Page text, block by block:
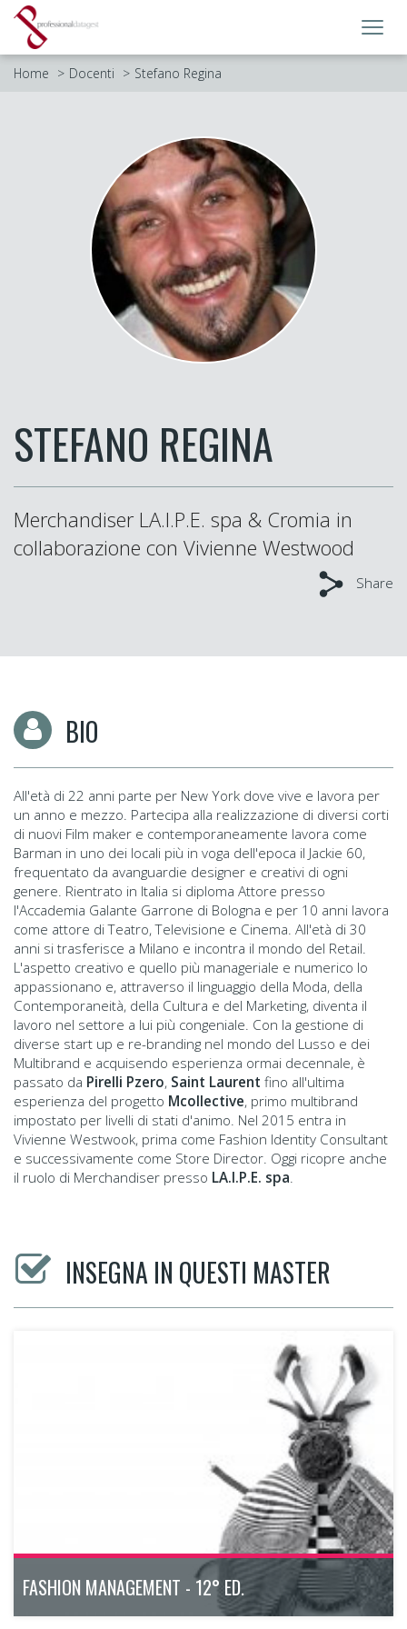
Home Docenti Stefano Regina
STEFANO REGINA
Merchandiser LA.I.P.E. spa & Cromia in
collaborazione con Vivienne Westwood
Share
BIO
All'età di 22 anni parte per New York dove vive e lavora per
un anno e mezzo. Partecipa alla realizzazione di diversi corti
di nuovi Film maker e contemporaneamente lavora come
Barman in uno dei locali più in voga dell'epoca il Jackie 60,
frequentato da avanguardie designer e creativi di ogni
genere. Rientrato in Italia si diploma Attore presso
l'Accademia Galante Garrone di Bologna e per 10 anni lavora
come attore di Teatro, Televisione e Cinema. All'età di 30
anni si trasferisce a Milano e incontra il mondo del Retail.
L'aspetto creativo e quello più manageriale e numerico lo
appassionano e, attraverso il linguaggio della Moda, della
Contemporaneità, della Cultura e del Marketing, diventa il
lavoro nel settore a lui più congeniale. Con la gestione di
diverse start up e re-branding nel mondo del Lusso e dei
Multibrand e acquisendo esperienza ormai decennale, è
passato da Pirelli Pzero, Saint Laurent fino all'ultima
esperienza del progetto Mcollective, primo multibrand
impostato per livelli di stati d'animo. Nel 2015 entra in
Vivienne Westwook, prima come Fashion Identity Consultant
e successivamente come Store Director. Oggi ricopre anche
il ruolo di Merchandiser presso LA.I.P.E. spa.
INSEGNA IN QUESTI MASTER
FASHION MANAGEMENT - 12° ED.